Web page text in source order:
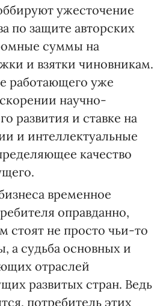
ужесточение
по защите авторских
суммы на
и взятки чиновникам.
работающего уже
научно-
развития и ставке на
и интеллектуальные
качество
временное
оправданно,
стоят не просто чьи-то
а судьба основных и
отраслей
развитых стран. Ведь
потребитель этих